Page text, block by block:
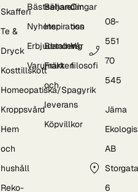
Skafferi
Te &
Dryck
Kosttillskott
Homeopatiska/Spagyrik
Kroppsvård
Hem
och
hushåll
Reko-
Bästsäljare
Nyheter
Erbjudanden
Varumärken
Behandlingar
Inspiration
Betalning
Frakt
och
leverans
Köpvillkor
Om
oss
Vår
filosofi
08-
551
70
545
Järna
AB
6